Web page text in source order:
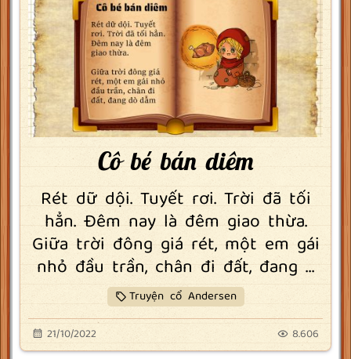
Cô bé bán diêm
Rét dữ dội. Tuyết rơi. Trời đã tối
hẳn. Đêm nay là đêm giao thừa.
Giữa trời đông giá rét, một em gái
nhỏ đầu trần, chân đi đất, đang ...
Truyện cổ Andersen
21/10/2022 8.606